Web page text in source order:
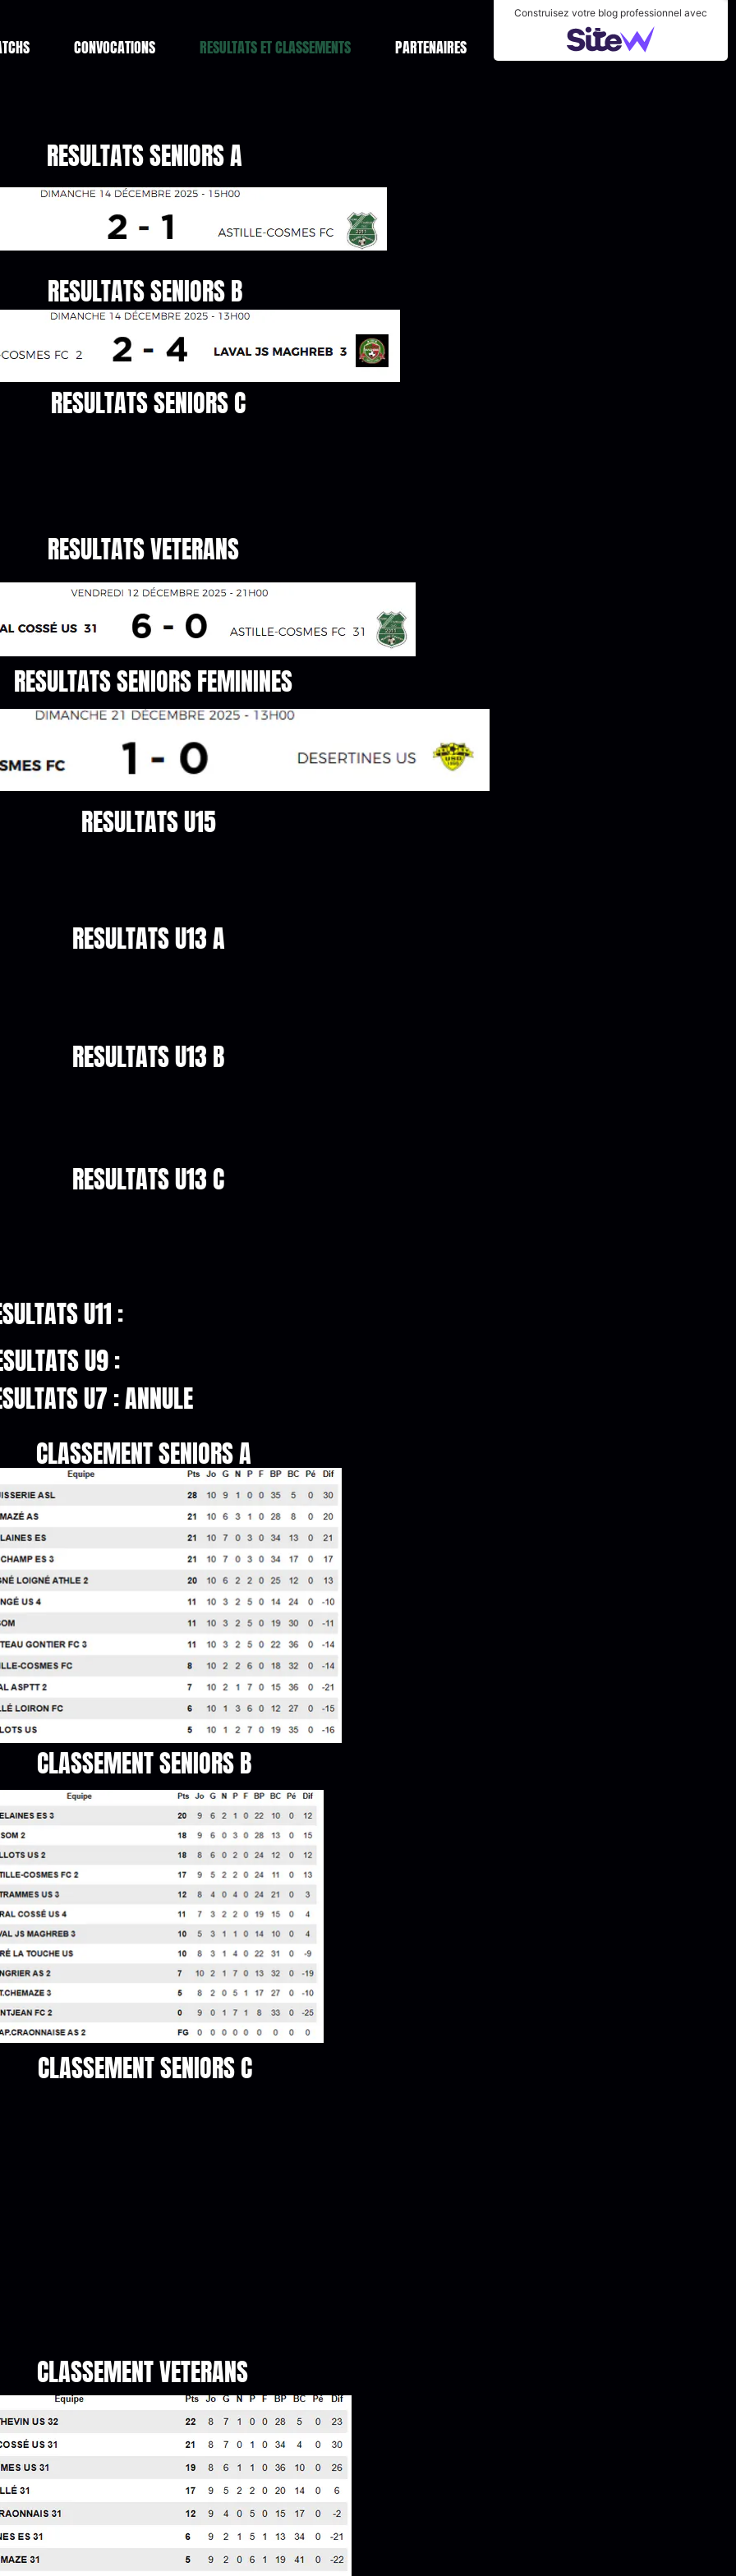
Construisez votre blog professionnel avec
CONVOCATIONS RESULTATS ET CLASSEMENTS PARTENAIRES
RESULTATS SENIORS A
RESULTATS SENIORS B
RESULTATS SENIORS C
RESULTATS VETERANS
RESULTATS SENIORS FEMININES
RESULTATS U15
RESULTATS U13 A
RESULTATS U13 B
RESULTATS U13 C
U11 :
U9 :
U7 : ANNULE
CLASSEMENT SENIORS A
CLASSEMENT SENIORS B
CLASSEMENT SENIORS C
CLASSEMENT VETERANS